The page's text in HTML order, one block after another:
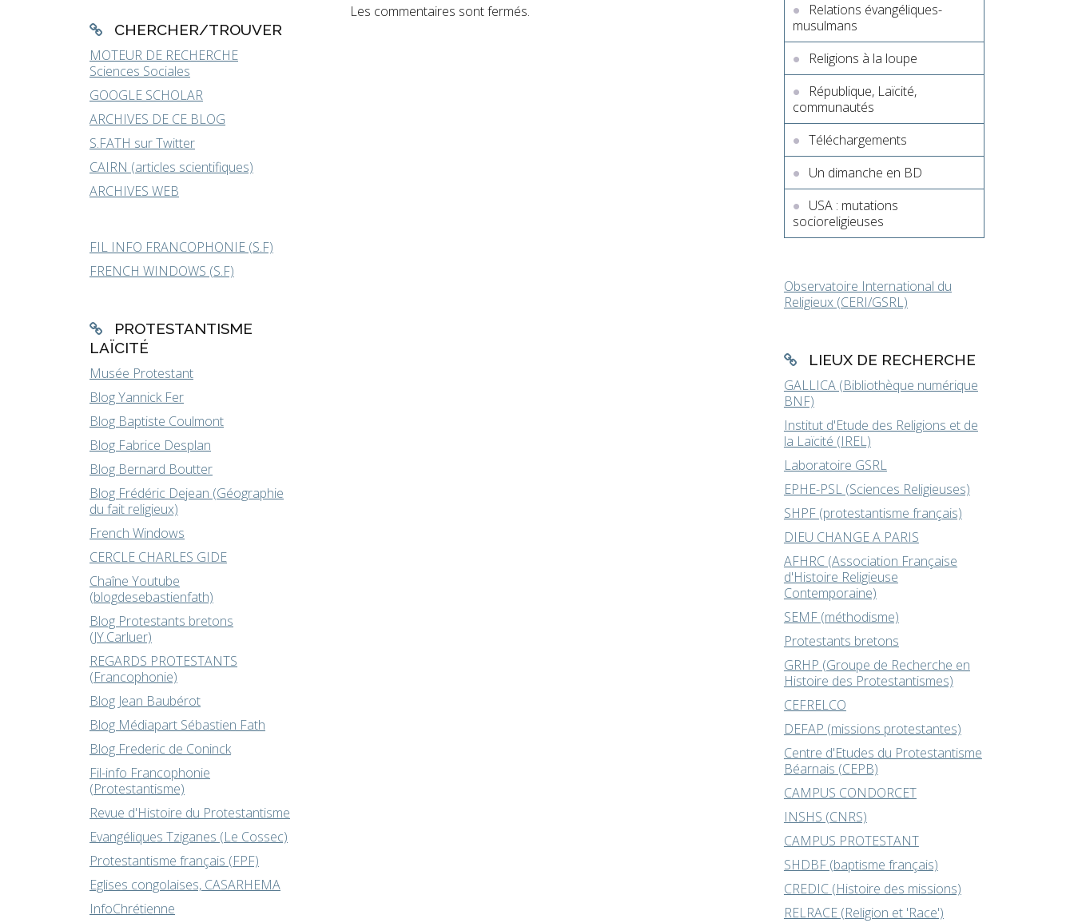
CHERCHER/TROUVER
MOTEUR DE RECHERCHE
Sciences Sociales
GOOGLE SCHOLAR
ARCHIVES DE CE BLOG
S.FATH sur Twitter
CAIRN (articles scientifiques)
ARCHIVES WEB
FIL INFO FRANCOPHONIE (S.F)
FRENCH WINDOWS (S.F)
PROTESTANTISME
LAÏCITÉ
Musée Protestant
Blog Yannick Fer
Blog Baptiste Coulmont
Blog Fabrice Desplan
Blog Bernard Boutter
Blog Frédéric Dejean (Géographie
du fait religieux)
French Windows
CERCLE CHARLES GIDE
Chaîne Youtube
(blogdesebastienfath)
Blog Protestants bretons
(JY.Carluer)
REGARDS PROTESTANTS
(Francophonie)
Blog Jean Baubérot
Blog Médiapart Sébastien Fath
Blog Frederic de Coninck
Fil-info Francophonie
(Protestantisme)
Revue d'Histoire du Protestantisme
Evangéliques Tziganes (Le Cossec)
Protestantisme français (FPF)
Eglises congolaises, CASARHEMA
InfoChrétienne
Les commentaires sont fermés.
Relations évangéliques-
musulmans
Religions à la loupe
République, Laïcité,
communautés
Téléchargements
Un dimanche en BD
USA : mutations
socioreligieuses
Observatoire International du
Religieux (CERI/GSRL)
LIEUX DE RECHERCHE
GALLICA (Bibliothèque numérique
BNF)
Institut d'Etude des Religions et de
la Laïcité (IREL)
Laboratoire GSRL
EPHE-PSL (Sciences Religieuses)
SHPF (protestantisme français)
DIEU CHANGE A PARIS
AFHRC (Association Française
d'Histoire Religieuse
Contemporaine)
SEMF (méthodisme)
Protestants bretons
GRHP (Groupe de Recherche en
Histoire des Protestantismes)
CEFRELCO
DEFAP (missions protestantes)
Centre d'Etudes du Protestantisme
Béarnais (CEPB)
CAMPUS CONDORCET
INSHS (CNRS)
CAMPUS PROTESTANT
SHDBF (baptisme français)
CREDIC (Histoire des missions)
RELRACE (Religion et 'Race')